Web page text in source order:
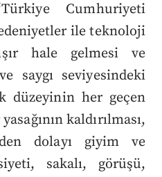
Cumhuriyeti
ile teknoloji
hale gelmesi ve
saygı seviyesindeki
düzeyinin her geçen
kaldırılması,
dolayı giyim ve
sakalı, görüşü,